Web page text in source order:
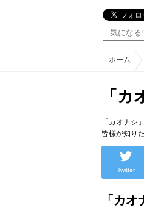
ホーム
「
「カオナシ
皆様が知り
Twitter
「カ